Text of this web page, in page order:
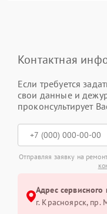
Контактная
Если требуется
свои данные и
проконсультирует
Отправляя заявку на
Адрес сервисного
г. Красноярск, ​пр.